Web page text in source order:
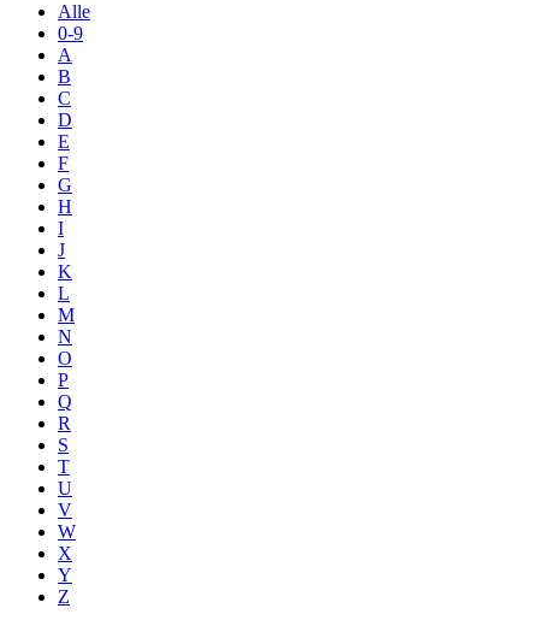
Alle
0-9
A
B
C
D
E
F
G
H
I
J
K
L
M
N
O
P
Q
R
S
T
U
V
W
X
Y
Z